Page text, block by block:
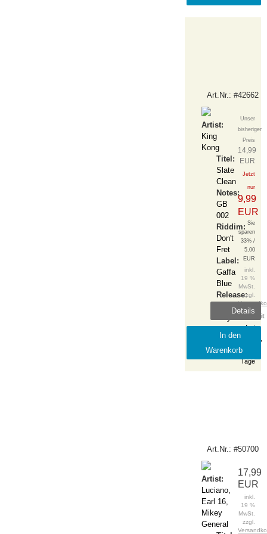
Art.Nr.: #42662
Artist:
King
Kong
Titel:
Slate
Clean
Notes:
GB
002
Riddim:
Don't
Fret
Label:
Gaffa
Blue
Release:
2019-
Unser
bisheriger
Preis
14,99
EUR
Jetzt
nur
9,99
EUR
Sie
sparen
33% /
5,00
EUR
inkl.
19 %
MwSt.
zzgl.
Lieferzeit:
sofort
lieferbar,
Tage
Details
In den
Warenkorb
Art.Nr.: #50700
Artist:
Luciano,
Earl 16,
Mikey
General
17,99
EUR
inkl.
19 %
MwSt.
zzgl.